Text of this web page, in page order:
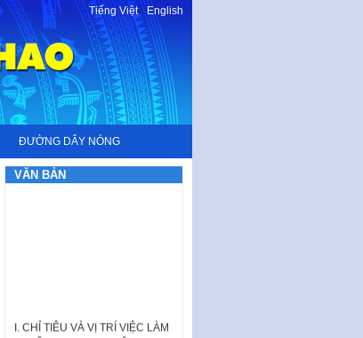
Tiếng Việt-English
ĐƯỜNG DÂY NÓNG
VĂN BẢN
TUYỂN DỤNG LAO ĐỘNG HỢP